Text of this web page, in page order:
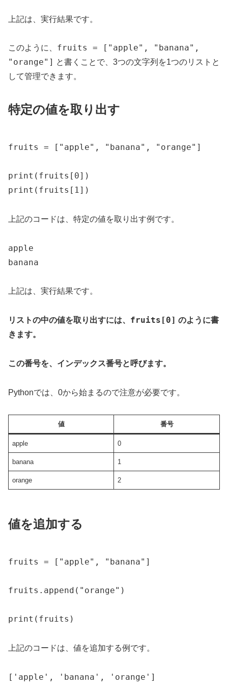
上記は、実行結果です。
このように、 fruits = ["apple", "banana",
"orange"]
と書くことで、3つの文字列を1つのリストと
して管理できます。
特定の値を取り出す
fruits = ["apple", "banana", "orange"]
print(fruits[0])
print(fruits[1])
上記のコードは、特定の値を取り出す例です。
apple
banana
上記は、実行結果です。
リストの中の値を取り出すには、 fruits[0] のように書
きます。
この番号を、インデックス番号と呼びます。
Pythonでは、0から始まるので注意が必要です。
値 番号
apple 0
banana 1
orange 2
値を追加する
fruits = ["apple", "banana"]
fruits.append("orange")
print(fruits)
上記のコードは、値を追加する例です。
['apple', 'banana', 'orange']